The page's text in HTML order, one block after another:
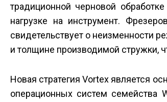
традиционной черновой
нагрузке на инструмент.
свидетельствует о неизменности
и толщине производимой стружки,
Новая стратегия Vortex является
операционных систем семейства